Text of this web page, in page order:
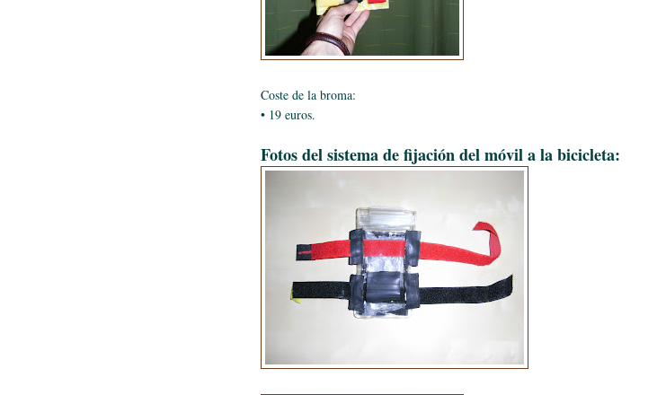
Coste de la broma:
• 19 euros.
Fotos del sistema de fijación del móvil a la bicicleta: